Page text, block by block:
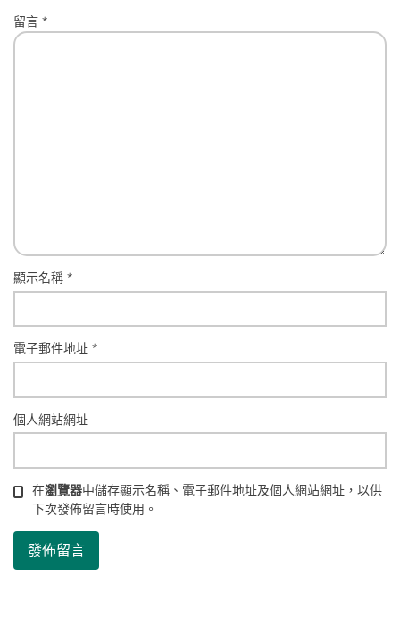
留言*
顯示名稱*
電子郵件地址*
個人網站網址
在瀏覽器中儲存顯示名稱、電子郵件地址及個人網站網址，以供
下次發佈留言時使用。